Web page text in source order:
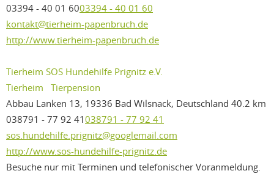
03394 - 40 01 6003394 - 40 01 60
kontakt@tierheim-papenbruch.de
http://www.tierheim-papenbruch.de
Tierheim SOS Hundehilfe Prignitz e.V.
Tierheim
Tierpension
Abbau Lanken 13, 19336 Bad Wilsnack, Deutschland 40.2 km
038791 - 77 92 41038791 - 77 92 41
sos.hundehilfe.prignitz@googlemail.com
http://www.sos-hundehilfe-prignitz.de
Besuche nur mit Terminen und telefonischer Voranmeldung.